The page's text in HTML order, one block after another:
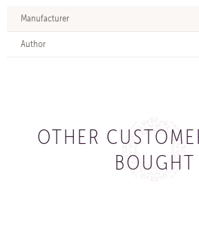
Manufacturer
Author
OTHER
BOUGHT